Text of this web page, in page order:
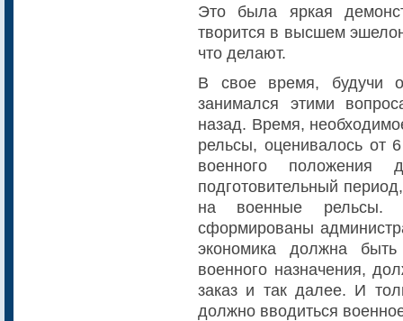
Это была яркая
творится в высшем
что делают.
В свое время, будучи
занимался этими
назад. Время,
рельсы, оценивалось от
военного положения
подготовительный
на военные
сформированы
экономика должна
военного назначения,
заказ и так далее. И
должно вводиться